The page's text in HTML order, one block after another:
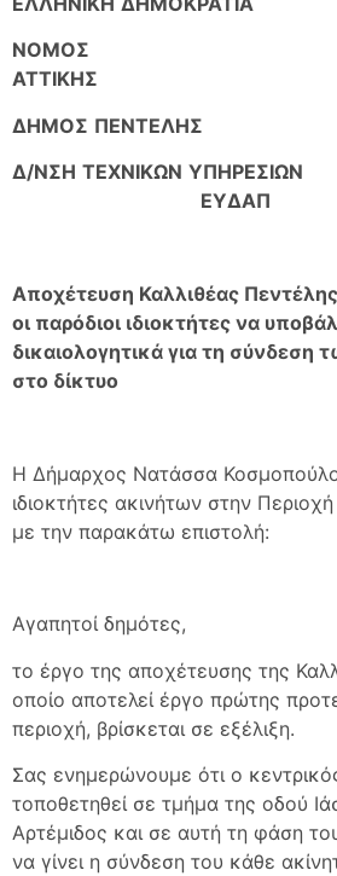
ΝΟΜΟΣ
ΑΤΤΙΚΗΣ
ΔΗΜΟΣ ΠΕΝΤΕΛΗΣ
Δ/ΝΣΗ ΤΕΧΝΙΚΩΝ ΥΠΗΡΕΣΙΩΝ
ΕΥΔΑΠ
Αποχέτευση Καλλιθέας
οι παρόδιοι ιδιοκτήτες να
δικαιολογητικά για τη σύνδεση
στο δίκτυο
Η Δήμαρχος Νατάσσα
ιδιοκτήτες ακινήτων στην
με την παρακάτω επιστολή:
Αγαπητοί δημότες,
το έργο της αποχέτευσης της
οποίο αποτελεί έργο πρώτης
περιοχή, βρίσκεται σε εξέλιξη.
Σας ενημερώνουμε ότι ο
τοποθετηθεί σε τμήμα της οδού
Αρτέμιδος και σε αυτή τη φάση
να γίνει η σύνδεση του κάθε